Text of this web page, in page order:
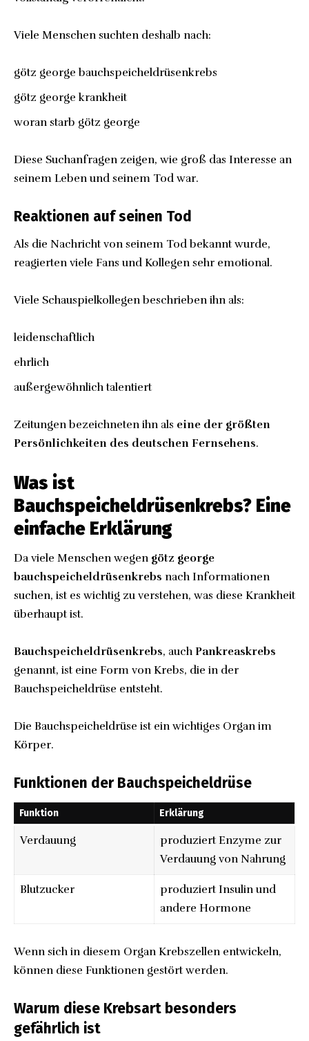
Viele Menschen suchten deshalb nach:
götz george bauchspeicheldrüsenkrebs
götz george krankheit
woran starb götz george
Diese Suchanfragen zeigen, wie groß das Interesse an
seinem Leben und seinem Tod war.
Reaktionen auf seinen Tod
Als die Nachricht von seinem Tod bekannt wurde,
reagierten viele Fans und Kollegen sehr emotional.
Viele Schauspielkollegen beschrieben ihn als:
leidenschaftlich
ehrlich
außergewöhnlich talentiert
Zeitungen bezeichneten ihn als eine der größten
Persönlichkeiten des deutschen Fernsehens.
Was ist
Bauchspeicheldrüsenkrebs? Eine
einfache Erklärung
Da viele Menschen wegen götz george
bauchspeicheldrüsenkrebs nach Informationen
suchen, ist es wichtig zu verstehen, was diese Krankheit
überhaupt ist.
Bauchspeicheldrüsenkrebs, auch Pankreaskrebs
genannt, ist eine Form von Krebs, die in der
Bauchspeicheldrüse entsteht.
Die Bauchspeicheldrüse ist ein wichtiges Organ im
Körper.
Funktionen der Bauchspeicheldrüse
Funktion Erklärung
Verdauung
produziert Enzyme zur
Verdauung von Nahrung
Blutzucker
produziert Insulin und
andere Hormone
Wenn sich in diesem Organ Krebszellen entwickeln,
können diese Funktionen gestört werden.
Warum diese Krebsart besonders
gefährlich ist